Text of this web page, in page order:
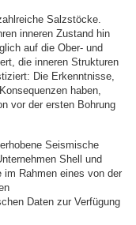
Salzstöcke.
inneren Zustand hin
auf die Ober- und
die inneren Strukturen
Die Erkenntnisse,
haben,
vor der ersten Bohrung
Seismische
Shell und
im Rahmen eines von der
Daten zur Verfügung